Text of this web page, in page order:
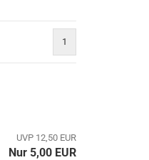
1
UVP 12,50 EUR
Nur 5,00 EUR